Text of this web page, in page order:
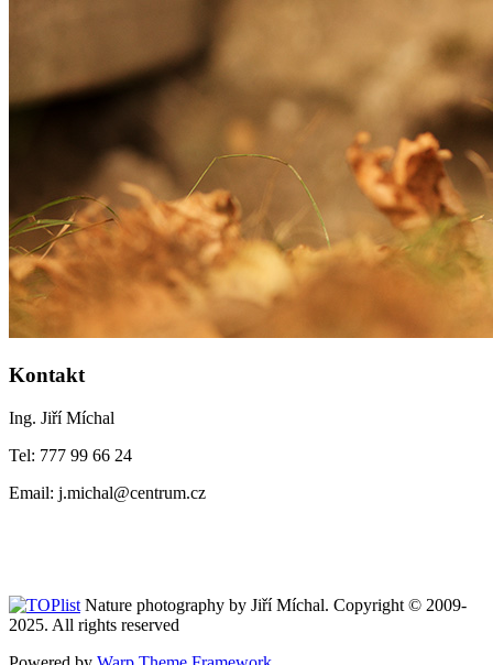
Kontakt
Ing. Jiří Míchal
Tel: 777 99 66 24
Email: j.michal@centrum.cz
Nature photography by Jiří Míchal. Copyright © 2009-
2025. All rights reserved